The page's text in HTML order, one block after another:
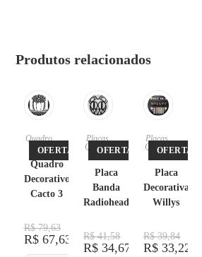
Produtos relacionados
OFERTA!
Quadro
s
Quadro
Decorativo
Cacto 3
R$79,63
R$67,63
OFERTA!
Placas,
Quadro
s
Placa
Banda
Radiohead
R$41,58
R$ 34,67
OFERTA!
Placas,
Quadro
s
Placa
Decorativa
Willys
R$39,84
R$33,22